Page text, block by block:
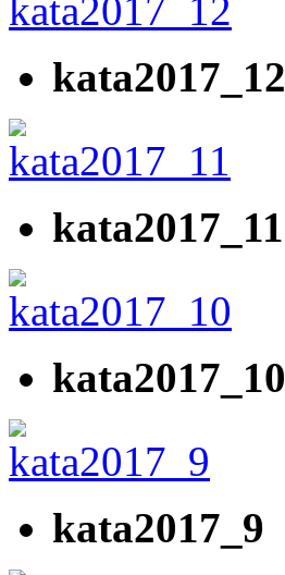
kata2017_12
kata2017_11
kata2017_10
kata2017_9